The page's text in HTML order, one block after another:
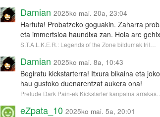
Damian 2025ko mai. 20a, 23:04
Hartuta! Probatzeko goguakin. Zaharra
eta immertsioa haundixa zan. Hola are
S.T.A.L.K.E.R.: Legends of the Zone bildumak tril…
Damian 2025ko mai. 8a, 10:43
Begiratu kickstarterra! Itxura bikaina eta
hau gustoko duenarentzat aukera ona!
Prelude Dark Pain-ek Kickstarter kanpaina arrakas…
eZpata_10 2025ko mai. 5a, 20:01